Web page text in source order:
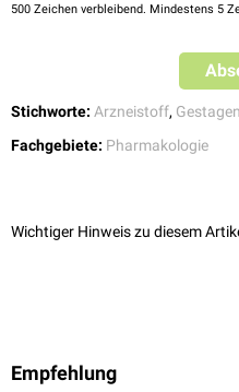
500 Zeichen verbleibend. Mindestens 5
Stichworte: Arzneistoff, Gestagen
Fachgebiete: Pharmakologie
Wichtiger Hinweis zu diesem
Empfehlung